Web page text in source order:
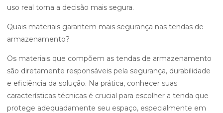
uso real torna a decisão mais segura.
Quais materiais garantem mais segurança nas tendas de
armazenamento?
Os materiais que compõem as tendas de armazenamento
são diretamente responsáveis pela segurança, durabilidade
e eficiência da solução. Na prática, conhecer suas
características técnicas é crucial para escolher a tenda que
protege adequadamente seu espaço, especialmente em